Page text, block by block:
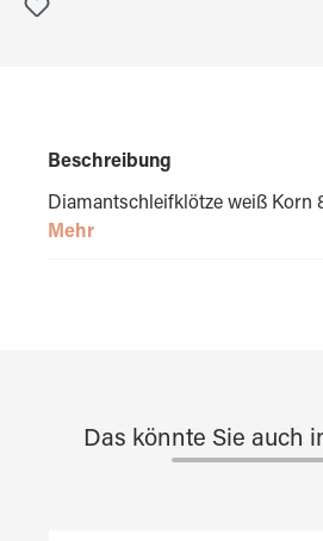
Beschreibung
Diamantschleifklötze weiß Korn
Mehr
Das könnte Sie auch